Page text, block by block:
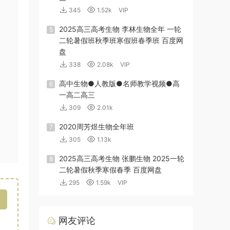
345 1.52k VIP
5
2025高三高考生物 李林生物全年 一轮
二轮暑假班秋季班寒假班春季班 百度网
盘
338 2.08k VIP
6
高中生物●人教版●名师教学视频●高
一高二高三
309 2.01k
7 2020周芳煜生物全年班
305 1.13k
8
2025高三高考生物 张鹏生物 2025一轮
二轮暑假秋季寒假春季 百度网盘
295 1.59k VIP
网友评论